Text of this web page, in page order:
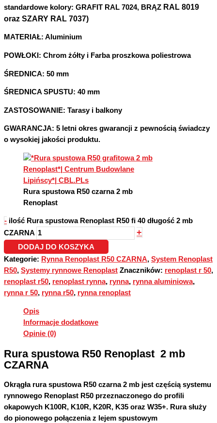
standardowe kolory: GRAFIT RAL 7024, BRĄZ RAL 8019
oraz SZARY RAL 7037)
MATERIAŁ: Aluminium
POWŁOKI: Chrom żółty i Farba proszkowa poliestrowa
ŚREDNICA: 50 mm
ŚREDNICA SPUSTU: 40 mm
ZASTOSOWANIE: Tarasy i balkony
GWARANCJA: 5 letni okres gwarancji z pewnością świadczy
o wysokiej jakości produktu.
Rura spustowa R50 czarna 2 mb
Renoplast
- ilość Rura spustowa Renoplast R50 fi 40 długość 2 mb
CZARNA
+
DODAJ DO KOSZYKA
Kategorie: Rynna Renoplast R50 CZARNA, System Renoplast
R50, Systemy rynnowe Renoplast Znaczników: renoplast r 50,
renoplast r50, renoplast rynna, rynna, rynna aluminiowa,
rynna r 50, rynna r50, rynna renoplast
Opis
Informacje dodatkowe
Opinie (0)
Rura spustowa R50 Renoplast 2 mb
CZARNA
Okrągła rura spustowa R50 czarna 2 mb jest częścią systemu
rynnowego Renoplast R50 przeznaczonego do profili
okapowych K100R, K10R, K20R, K35 oraz W35+. Rura służy
do pionowego połączenia z lejem spustowym